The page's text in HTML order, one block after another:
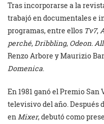
Tras incorporarse a la
trabajó en documentales e
programas, entre ellos Tv7,
perché,Dribbling, Odeon.
Renzo Arbore y Maurizio
Domenica.
En 1981 ganó el Premio
televisivo del año. Después
enMixer, debutó como